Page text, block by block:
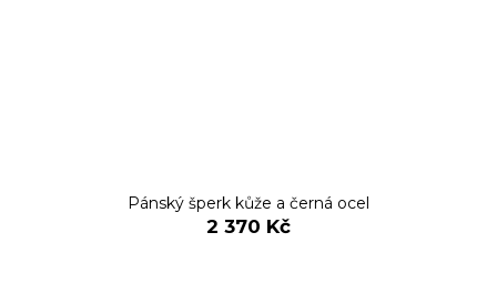
Pánský šperk kůže a černá ocel
2 370 Kč